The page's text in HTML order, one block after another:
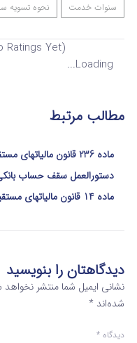
سنوات خدمت
نحوه تسویه
(No Ratings Yet)
Loading...
مطالب مرتبط
ماده 236 قانون مالیاتهای مستقیم
دستورالعمل سقف حساب
ماده 14 قانون مالیاتهای مستقیم
دیدگاهتان را بنویسید
نشانی ایمیل شما منتشر
شده‌اند *
دیدگاه *